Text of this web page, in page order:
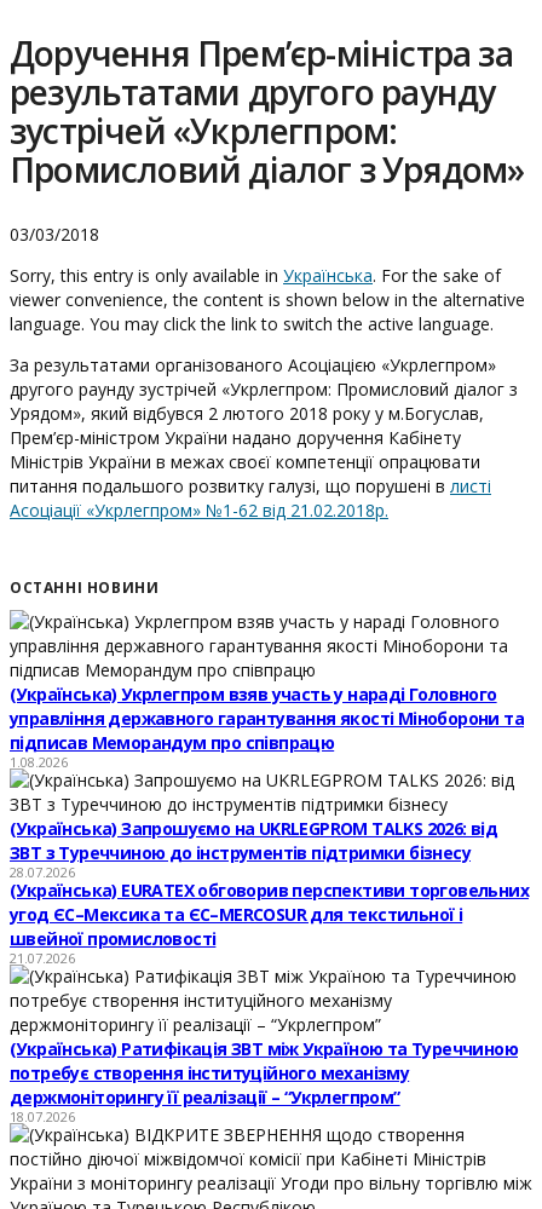
Доручення Прем’єр-міністра за
результатами другого раунду
зустрічей «Укрлегпром:
Промисловий діалог з Урядом»
03/03/2018
Sorry, this entry is only available in Українська. For the sake of
viewer convenience, the content is shown below in the alternative
language. You may click the link to switch the active language.
За результатами організованого Асоціацією «Укрлегпром»
другого раунду зустрічей «Укрлегпром: Промисловий діалог з
Урядом», який відбувся 2 лютого 2018 року у м.Богуслав,
Прем’єр-міністром України надано доручення Кабінету
Міністрів України в межах своєї компетенції опрацювати
питання подальшого розвитку галузі, що порушені в листі
Асоціації «Укрлегпром» №1-62 від 21.02.2018р.
ОСТАННІ НОВИНИ
(Українська) Укрлегпром взяв участь у нараді Головного
управління державного гарантування якості Міноборони та
підписав Меморандум про співпрацю
1.08.2026
(Українська) Запрошуємо на UKRLEGPROM TALKS 2026: від
ЗВТ з Туреччиною до інструментів підтримки бізнесу
28.07.2026
(Українська) EURATEX обговорив перспективи торговельних
угод ЄС–Мексика та ЄС–MERCOSUR для текстильної і
швейної промисловості
21.07.2026
(Українська) Ратифікація ЗВТ між Україною та Туреччиною
потребує створення інституційного механізму
держмоніторингу її реалізації – “Укрлегпром”
18.07.2026